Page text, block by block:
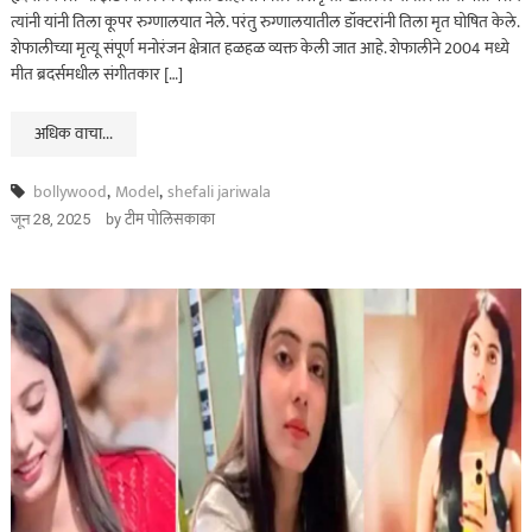
ताज्या बातम्या
महाराष्ट्र
भंडारा हादरलं! तीन वर्षांच्या
चिमुकलीवर सार्वजनिक
शौचालयात अत्याचार…
त्यांनी यांनी तिला कूपर रुग्णालयात नेले. परंतु रुग्णालयातील डॉक्टरांनी तिला मृत घोषित केले.
शेफालीच्या मृत्यू संपूर्ण मनोरंजन क्षेत्रात हळहळ व्यक्त केली जात आहे. शेफालीने 2004 मध्ये
मीत ब्रदर्समधील संगीतकार […]
अधिक वाचा...
bollywood, Model,shefali jariwala
जून 28, 2025 byटीम पोलिसकाका